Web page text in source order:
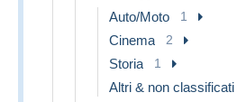
Auto/Moto 1
Cinema 2
Storia 1
Altri & non classificati